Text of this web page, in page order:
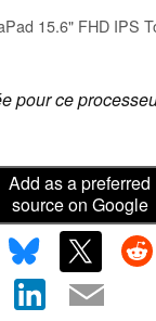
pour ce
Add as a preferred
source on Google